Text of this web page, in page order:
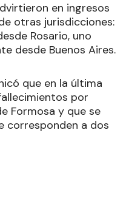
en ingresos
otras jurisdicciones:
Rosario, uno
desde Buenos Aires.
que en la última
por
Formosa y que se
corresponden a dos